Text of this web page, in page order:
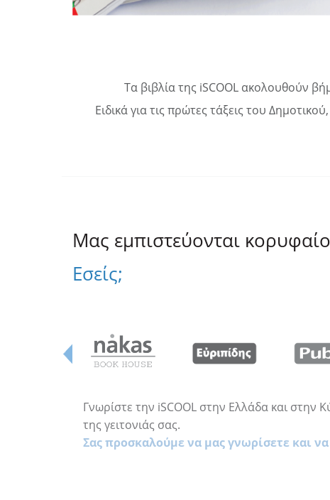
Τα βιβλία της iSCOOL ακολουθούν
Ειδικά για τις πρώτες τάξεις του
Μας εμπιστεύονται
Εσείς;
Γνωρίστε την iSCOOL στην Ελλάδα και στην
της γειτονιάς σας.
Σας προσκαλούμε να μας γνωρίσετε και